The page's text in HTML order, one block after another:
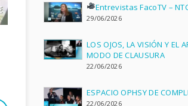
Entrevistas FacoTV –
29/06/2026
LOS OJOS, LA VISIÓN Y EL
MODO DE CLAUSURA
22/06/2026
ESPACIO OPHSY DE
22/06/2026